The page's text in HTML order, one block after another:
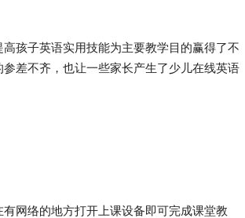
孩子英语实用技能为主要教学目的赢得了不
差不齐，也让一些家长产生了少儿在线英语
网络的地方打开上课设备即可完成课堂教